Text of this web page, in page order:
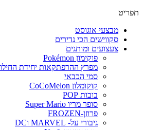
מבצעי אוגוסט
סקווישים הכי נדירים
צעצועים ומותגים
פוקימון Pokémon
מפרץ ההרפתקאות יחידת החילוץ
סמי הכבאי
קוקומלון CoCoMelon
בובות POP
סופר מריו Super Mario
פרוזן-FROZEN
גיבורי על- MARVEL וDC